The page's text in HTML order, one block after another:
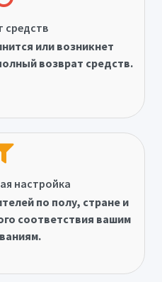
средств
или возникнет
возврат средств.
настройка
по полу, стране и
соответствия вашим